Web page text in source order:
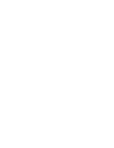
Der untere Teil